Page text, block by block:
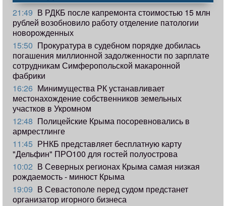
21:49 В РДКБ после капремонта стоимостью 15 млн
рублей возобновило работу отделение патологии
новорожденных
15:50 Прокуратура в судебном порядке добилась
погашения миллионной задолженности по зарплате
сотрудникам Симферопольской макаронной
фабрики
16:26 Минимущества РК устанавливает
местонахождение собственников земельных
участков в Укромном
12:48 Полицейские Крыма посоревновались в
армрестлинге
11:45 РНКБ представляет бесплатную карту
"Дельфин" ПРО100 для гостей полуострова
10:02 В Северных регионах Крыма самая низкая
рождаемость - минюст Крыма
19:09 В Севастополе перед судом предстанет
организатор игорного бизнеса